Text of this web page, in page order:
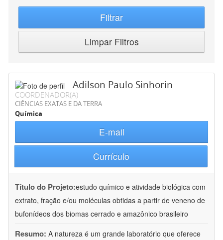
Filtrar
Limpar Filtros
Adilson Paulo Sinhorin
COORDENADOR(A)
CIÊNCIAS EXATAS E DA TERRA
Química
E-mail
Currículo
Título do Projeto:estudo químico e atividade biológica com
extrato, fração e/ou moléculas obtidas a partir de veneno de
bufonídeos dos biomas cerrado e amazônico brasileiro
Resumo: A natureza é um grande laboratório que oferece